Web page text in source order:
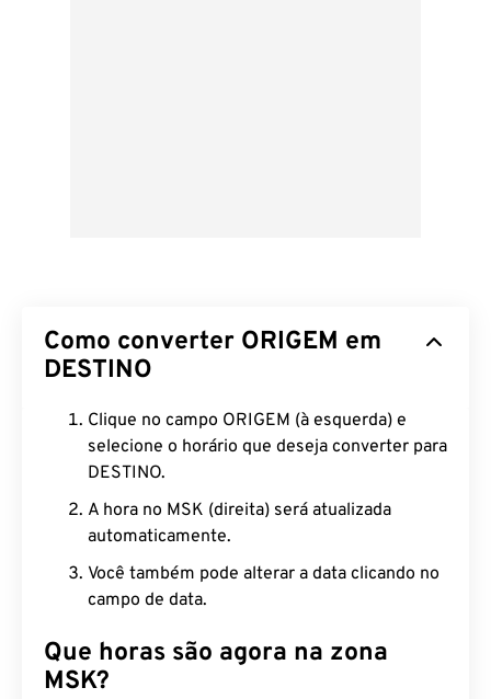
Como converter ORIGEM em
DESTINO
Clique no campo ORIGEM (à esquerda) e
selecione o horário que deseja converter para
DESTINO.
A hora no MSK (direita) será atualizada
automaticamente.
Você também pode alterar a data clicando no
campo de data.
Que horas são agora na zona
MSK?